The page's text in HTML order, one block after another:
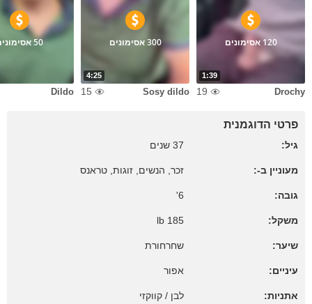
1:39
120 אסימונים
Drochy
19
4:25
300 אסימונים
Sosy dildo
15
50 אסימונים
Dildo
פרטי הדוגמנית
גיל: 37 שנים
מעוניין ב-: זכר, הנשים, זוגות, טראנס
גובה: 6'
משקל: 185 lb
שיער: שחרחורת
עיניים: אפור
אתניות: לבן / קווקזי